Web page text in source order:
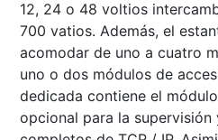
12, 24 o 48 voltios
700 vatios. Además, el
acomodar de uno a cuatro
uno o dos módulos de
dedicada contiene el
opcional para la